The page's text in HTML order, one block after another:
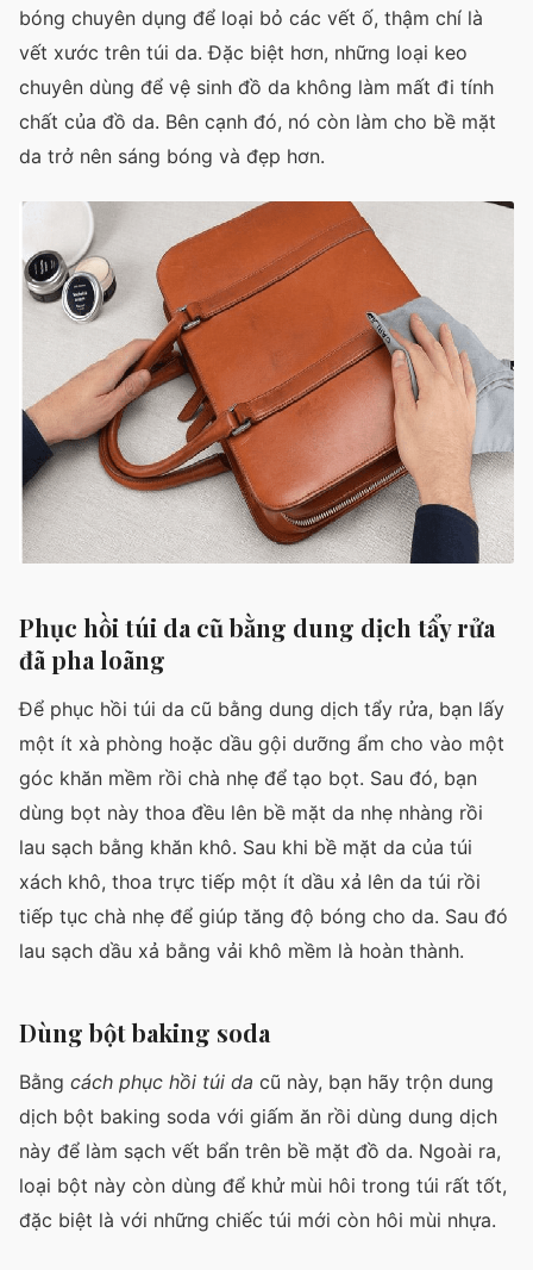
bóng chuyên dụng để loại bỏ các vết ố, thậm chí là
vết xước trên túi da. Đặc biệt hơn, những loại keo
chuyên dùng để vệ sinh đồ da không làm mất đi tính
chất của đồ da. Bên cạnh đó, nó còn làm cho bề mặt
da trở nên sáng bóng và đẹp hơn.
Phục hồi túi da cũ bằng dung dịch tẩy rửa
đã pha loãng
Để phục hồi túi da cũ bằng dung dịch tẩy rửa, bạn lấy
một ít xà phòng hoặc dầu gội dưỡng ẩm cho vào một
góc khăn mềm rồi chà nhẹ để tạo bọt. Sau đó, bạn
dùng bọt này thoa đều lên bề mặt da nhẹ nhàng rồi
lau sạch bằng khăn khô. Sau khi bề mặt da của túi
xách khô, thoa trực tiếp một ít dầu xả lên da túi rồi
tiếp tục chà nhẹ để giúp tăng độ bóng cho da. Sau đó
lau sạch dầu xả bằng vải khô mềm là hoàn thành.
Dùng bột baking soda
Bằng cách phục hồi túi da cũ này, bạn hãy trộn dung
dịch bột baking soda với giấm ăn rồi dùng dung dịch
này để làm sạch vết bẩn trên bề mặt đồ da. Ngoài ra,
loại bột này còn dùng để khử mùi hôi trong túi rất tốt,
đặc biệt là với những chiếc túi mới còn hôi mùi nhựa.